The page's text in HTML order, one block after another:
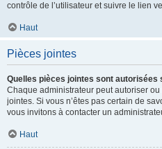
contrôle de l’utilisateur et suivre le lien
Haut
Pièces jointes
Quelles pièces jointes sont autorisées
Chaque administrateur peut autoriser
jointes. Si vous n’êtes pas certain de
vous invitons à contacter un
Haut